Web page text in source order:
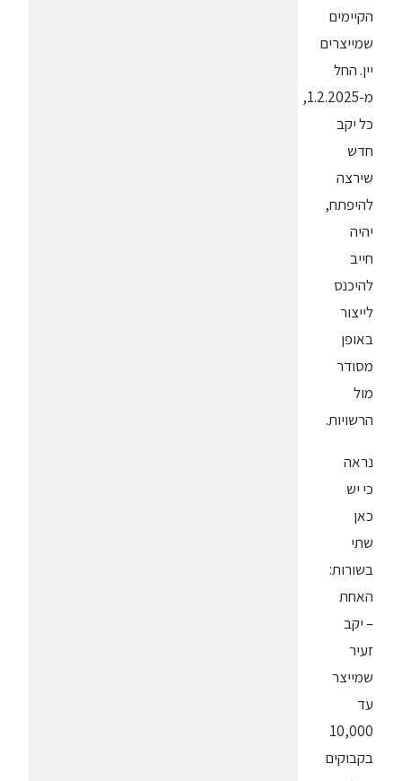
הקיימים
שמייצרים
יין. החל
מ-1.2.2025,
כל יקב
חדש
שירצה
להיפתח,
יהיה
חייב
להיכנס
לייצור
באופן
מסודר
מול
הרשויות.
נראה
כי יש
כאן
שתי
בשורות:
האחת
– יקב
זעיר
שמייצר
עד
10,000
בקבוקים